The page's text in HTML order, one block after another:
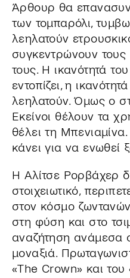
Άρθουρ θα
των τομπαρόλι,
λεηλατούν
συγκεντρώνουν
τους. Η ικανότητά
εντοπίζει, η
λεηλατούν. Όμως ο
Εκείνοι θέλουν τα
θέλει τη
κάνει για να ενωθεί
Η Αλίτσε Ρορβάχερ
στοιχειωτικό,
στον κόσμο
στη φύση και στο
αναζήτηση ανάμεσα
μοναξιά.
«The Crown» και